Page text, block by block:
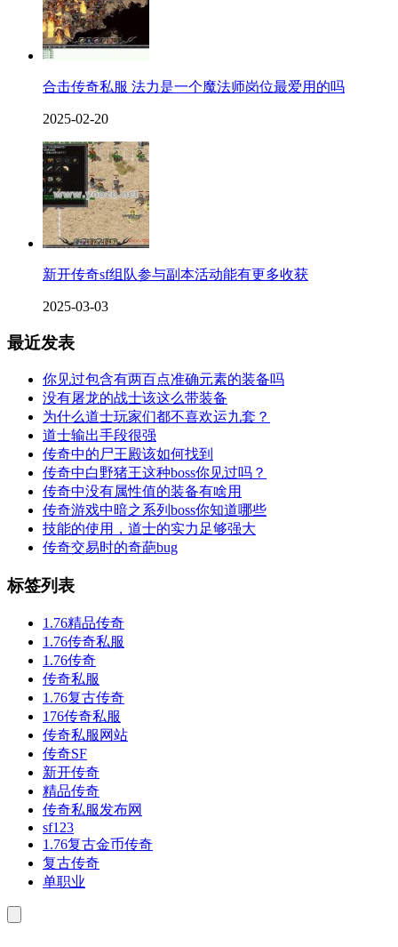
合击传奇私服 法力是一个魔法师岗位最爱用的吗
2025-02-20
新开传奇sf组队参与副本活动能有更多收获
2025-03-03
最近发表
你见过包含有两百点准确元素的装备吗
没有屠龙的战士该这么带装备
为什么道士玩家们都不喜欢运九套？
道士输出手段很强
传奇中的尸王殿该如何找到
传奇中白野猪王这种boss你见过吗？
传奇中没有属性值的装备有啥用
传奇游戏中暗之系列boss你知道哪些
技能的使用，道士的实力足够强大
传奇交易时的奇葩bug
标签列表
1.76精品传奇
1.76传奇私服
1.76传奇
传奇私服
1.76复古传奇
176传奇私服
传奇私服网站
传奇SF
新开传奇
精品传奇
传奇私服发布网
sf123
1.76复古金币传奇
复古传奇
单职业